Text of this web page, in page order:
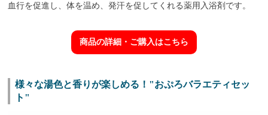
血行を促進し、体を温め、発汗を促してくれる薬用入浴剤です。
商品の詳細・ご購入はこちら
様々な湯色と香りが楽しめる！"おぷろバラエティセッ
ト"